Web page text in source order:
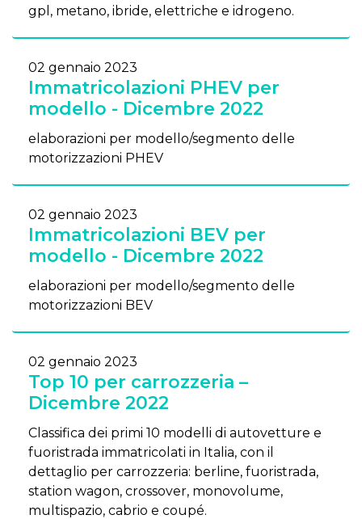
gpl, metano, ibride, elettriche e idrogeno.
02 gennaio 2023
Immatricolazioni PHEV per
modello - Dicembre 2022
elaborazioni per modello/segmento delle
motorizzazioni PHEV
02 gennaio 2023
Immatricolazioni BEV per
modello - Dicembre 2022
elaborazioni per modello/segmento delle
motorizzazioni BEV
02 gennaio 2023
Top 10 per carrozzeria –
Dicembre 2022
Classifica dei primi 10 modelli di autovetture e
fuoristrada immatricolati in Italia, con il
dettaglio per carrozzeria: berline, fuoristrada,
station wagon, crossover, monovolume,
multispazio, cabrio e coupé.